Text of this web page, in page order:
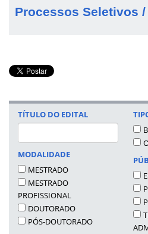
Processos Seletivos
TÍTULO DO EDITAL
MODALIDADE
MESTRADO
MESTRADO
PROFISSIONAL
DOUTORADO
PÓS-DOUTORADO